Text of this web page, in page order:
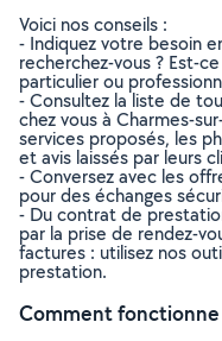
Voici nos conseils :
- Indiquez votre besoin
recherchez-vous ? Est-
particulier ou
- Consultez la liste de
chez vous à Charmes-
services proposés, les
et avis laissés par leurs
- Conversez avec les
pour des échanges
- Du contrat de
par la prise de rendez-
factures : utilisez nos
prestation.
Comment fonctionne